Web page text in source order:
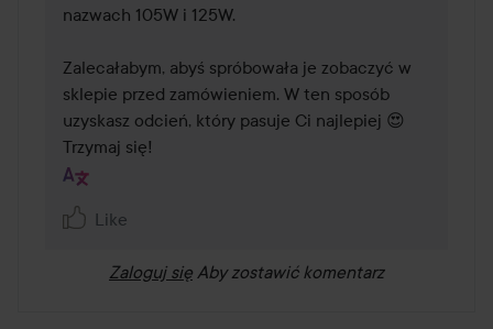
nazwach 105W i 125W.
Zalecałabym, abyś spróbowała je zobaczyć w
sklepie przed zamówieniem. W ten sposób
uzyskasz odcień, który pasuje Ci najlepiej 😍
Trzymaj się!
Like
Zaloguj się Aby zostawić komentarz